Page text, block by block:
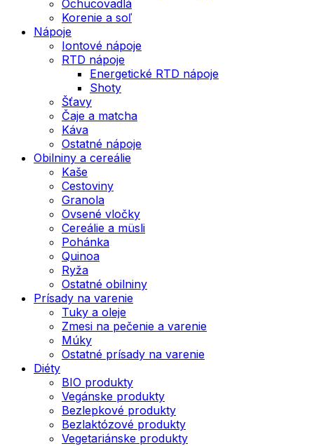
Ochucovadlá
Korenie a soľ
Nápoje
Iontové nápoje
RTD nápoje
Energetické RTD nápoje
Shoty
Šťavy
Čaje a matcha
Káva
Ostatné nápoje
Obilniny a cereálie
Kaše
Cestoviny
Granola
Ovsené vločky
Cereálie a müsli
Pohánka
Quinoa
Ryža
Ostatné obilniny
Prísady na varenie
Tuky a oleje
Zmesi na pečenie a varenie
Múky
Ostatné prísady na varenie
Diéty
BIO produkty
Vegánske produkty
Bezlepkové produkty
Bezlaktózové produkty
Vegetariánske produkty